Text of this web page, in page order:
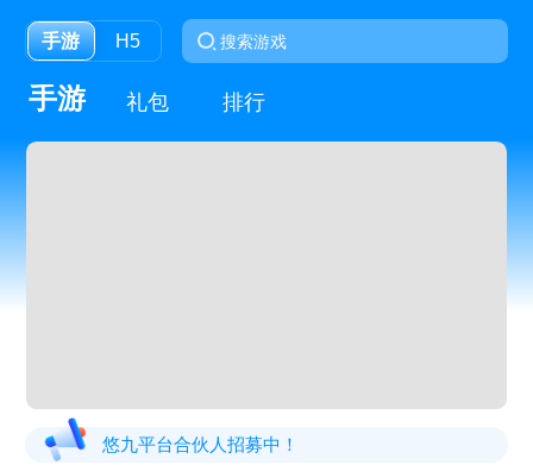
手游 H5
手游 礼包 排行
悠九平台合伙人招募中！